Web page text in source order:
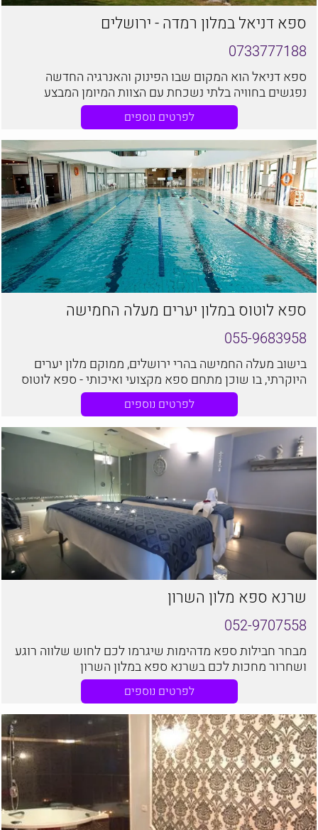
ספא דניאל במלון רמדה - ירושלים
0733777188
ספא דניאל הוא המקום שבו הפינוק והאנרגיה החדשה
נפגשים בחוויה בלתי נשכחת עם הצוות המיומן המבצע
עיסויים מותאמים אישית שמחזירים תחושת איזון ורוגע.
לפרטים נוספים
ספא לוטוס במלון יערים מעלה החמישה
055-9683958
בישוב מעלה החמישה בהרי ירושלים, ממוקם מלון יערים
היוקרתי, בו שוכן מתחם ספא מקצועי ואיכותי - ספא לוטוס
לפרטים נוספים
שרנא ספא מלון השרון
052-9707558
מבחר חבילות ספא מדהימות שיגרמו לכם לחוש שלווה רוגע
ושחרור מחכות לכם בשרנא ספא במלון השרון
לפרטים נוספים